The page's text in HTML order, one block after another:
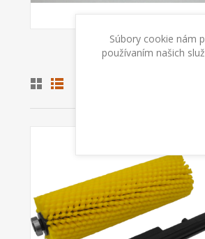
Súbory cookie nám
používaním našich